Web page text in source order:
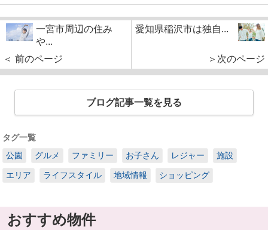
一宮市周辺の住み
や...
＜ 前のページ
愛知県稲沢市は独自...
＞次のページ
ブログ記事一覧を見る
タグ一覧
公園
グルメ ファミリー お子さん レジャー 施設
エリア ライフスタイル 地域情報 ショッピング
おすすめ物件